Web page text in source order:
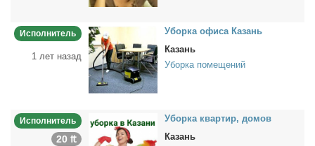
Исполнитель
1 лет назад
Убор­ка офи­са Ка­зань
Казань
Уборка помещений
Исполнитель
20 ₶
Убор­ка квар­тир, до­мов
Казань